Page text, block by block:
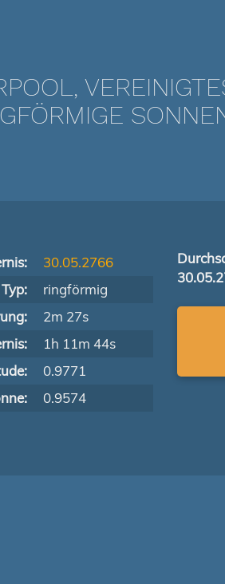
30.05.2766
Typ:
ringförmig
2m 27s
1h 11m 44s
0.9771
0.9574